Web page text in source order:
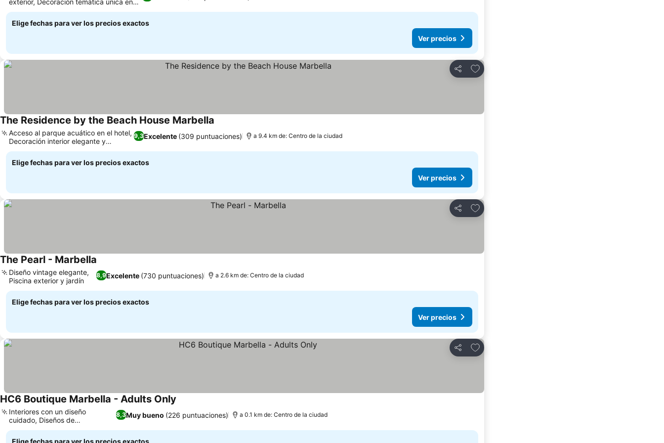
exterior, Decoración temática única en
las habitaciones
Elige fechas para ver los precios exactos
Ver precios
Compartir
Agregar a favoritos
The Residence by the Beach House Marbella
9,3Excelente (309 puntuaciones)
Acceso al parque acuático en el hotel,
Decoración interior elegante y
sofisticada
a 9.4 km de: Centro de la ciudad
Elige fechas para ver los precios exactos
Ver precios
Compartir
Agregar a favoritos
The Pearl - Marbella
8,9Excelente (730 puntuaciones)
Diseño vintage elegante,
Piscina exterior y jardín
a 2.6 km de: Centro de la ciudad
Elige fechas para ver los precios exactos
Ver precios
Compartir
Agregar a favoritos
HC6 Boutique Marbella - Adults Only
8,3Muy bueno (226 puntuaciones)
Interiores con un diseño
cuidado, Diseños de
habitaciones únicos
a 0.1 km de: Centro de la ciudad
Elige fechas para ver los precios exactos